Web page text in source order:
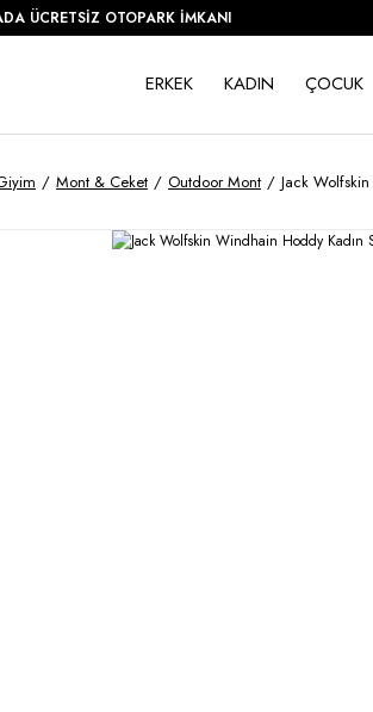
ÜCRETSİZ OTOPARK İMKANI
ERKEK KADIN ÇOCUK
Mont & Ceket Outdoor Mont Jack